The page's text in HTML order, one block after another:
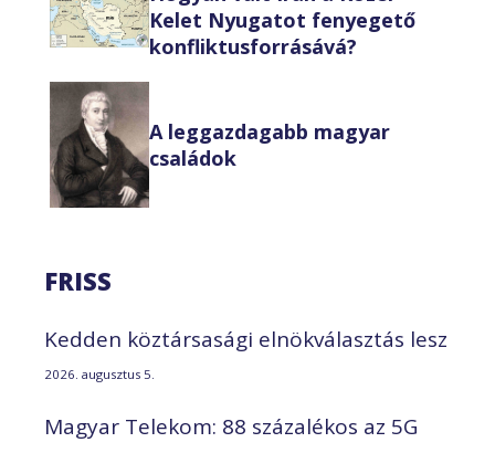
Kelet Nyugatot fenyegető
konfliktusforrásává?
A leggazdagabb magyar
családok
FRISS
Kedden köztársasági elnökválasztás lesz
2026. augusztus 5.
Magyar Telekom: 88 százalékos az 5G